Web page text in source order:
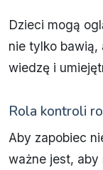
Dzieci mogą
nie tylko bawią,
wiedzę i
Rola kontroli
Aby zapobiec
ważne jest,